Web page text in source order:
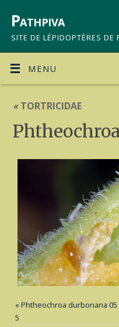
Pathpiva
SITE DE LÉPIDOPTÈRES DE
MENU
«TORTRICIDAE
«Phtheochroa durbonana 05
5